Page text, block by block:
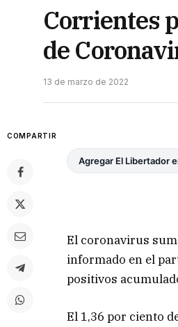
Corrientes
de
13 de marzo de 2022
COMPARTIR
Agregar El Libertador
El coronavirus
informado en el
positivos
El 1,36 por ciento